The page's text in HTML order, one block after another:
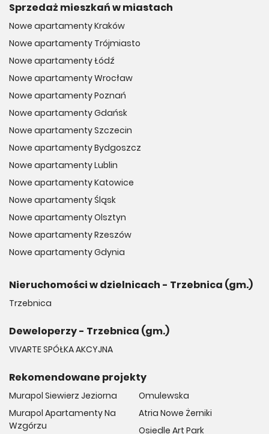
Sprzedaż mieszkań w miastach
Nowe apartamenty Kraków
Nowe apartamenty Trójmiasto
Nowe apartamenty Łódź
Nowe apartamenty Wrocław
Nowe apartamenty Poznań
Nowe apartamenty Gdańsk
Nowe apartamenty Szczecin
Nowe apartamenty Bydgoszcz
Nowe apartamenty Lublin
Nowe apartamenty Katowice
Nowe apartamenty Śląsk
Nowe apartamenty Olsztyn
Nowe apartamenty Rzeszów
Nowe apartamenty Gdynia
Nieruchomości w dzielnicach - Trzebnica (gm.)
Trzebnica
Deweloperzy - Trzebnica (gm.)
VIVARTE SPÓŁKA AKCYJNA
Rekomendowane projekty
Murapol Siewierz Jeziorna
Murapol Apartamenty Na
Wzgórzu
Omulewska
Atria Nowe Żerniki
Osiedle Art Park